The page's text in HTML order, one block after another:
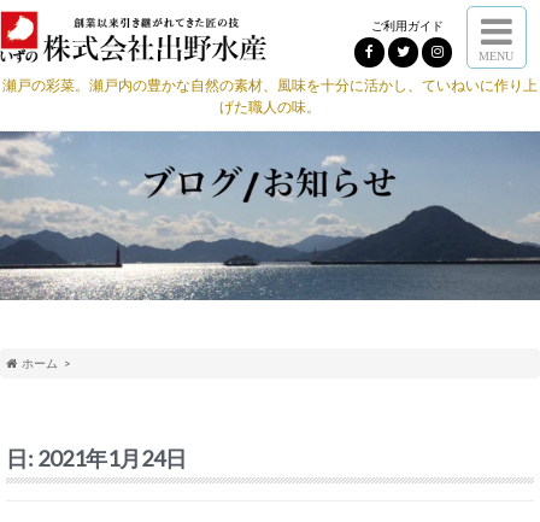
ご利用ガイド
MENU
瀬戸の彩菜。瀬戸内の豊かな自然の素材、風味を十分に活かし、ていねいに作り上
げた職人の味。
ホーム
日: 2021年1月24日